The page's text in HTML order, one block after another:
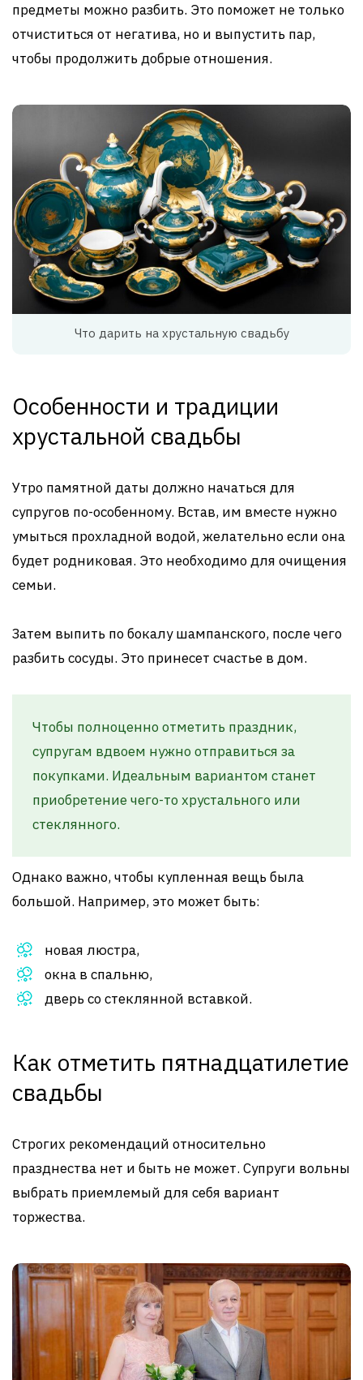
предметы можно разбить. Это поможет не только
отчиститься от негатива, но и выпустить пар,
чтобы продолжить добрые отношения.
Что дарить на хрустальную свадьбу
Особенности и традиции
хрустальной свадьбы
Утро памятной даты должно начаться для
супругов по-особенному. Встав, им вместе нужно
умыться прохладной водой, желательно если она
будет родниковая. Это необходимо для очищения
семьи.
Затем выпить по бокалу шампанского, после чего
разбить сосуды. Это принесет счастье в дом.
Чтобы полноценно отметить праздник,
супругам вдвоем нужно отправиться за
покупками. Идеальным вариантом станет
приобретение чего-то хрустального или
стеклянного.
Однако важно, чтобы купленная вещь была
большой. Например, это может быть:
новая люстра,
окна в спальню,
дверь со стеклянной вставкой.
Как отметить пятнадцатилетие
свадьбы
Строгих рекомендаций относительно
празднества нет и быть не может. Супруги вольны
выбрать приемлемый для себя вариант
торжества.